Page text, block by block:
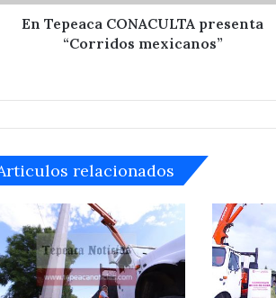
En Tepeaca CONACULTA presenta
“Corridos mexicanos”
relacionados
Detienen